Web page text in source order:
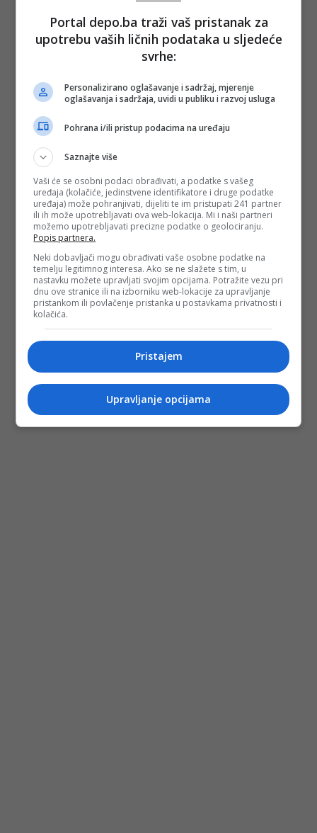
(Dnevno.hr/DEPO PORTAL/af)
PODIJELI NA
Depo.ba
Portal depo.ba traži vaš pristanak za
upotrebu vaših ličnih podataka u sljedeće
svrhe:
Personalizirano oglašavanje i sadržaj, mjerenje
oglašavanja i sadržaja, uvidi u publiku i razvoj usluga
Pohrana i/ili pristup podacima na uređaju
Saznajte više
Vaši će se osobni podaci obrađivati, a podatke s vašeg
uređaja (kolačiće, jedinstvene identifikatore i druge podatke
uređaja) može pohranjivati, dijeliti te im pristupati 241 partner
ili ih može upotrebljavati ova web-lokacija. Mi i naši partneri
možemo upotrebljavati precizne podatke o geolociranju.
Popis partnera.
Neki dobavljači mogu obrađivati vaše osobne podatke na
temelju legitimnog interesa. Ako se ne slažete s tim, u
nastavku možete upravljati svojim opcijama. Potražite vezu pri
dnu ove stranice ili na izborniku web-lokacije za upravljanje
pristankom ili povlačenje pristanka u postavkama privatnosti i
kolačića.
Pristajem
Upravljanje opcijama